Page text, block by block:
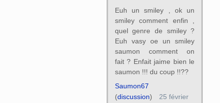
Euh un smiley , ok un
smiley comment enfin ,
quel genre de smiley ?
Euh vasy oe un smiley
saumon comment on
fait ? Enfait jaime bien le
saumon !!! du coup !!??
Saumon67
(discussion)
25 février